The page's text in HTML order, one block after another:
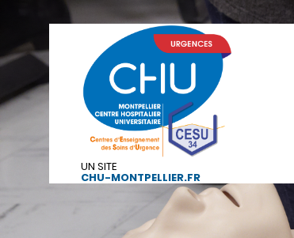
UN SITE
CHU-MONTPELLIER.FR